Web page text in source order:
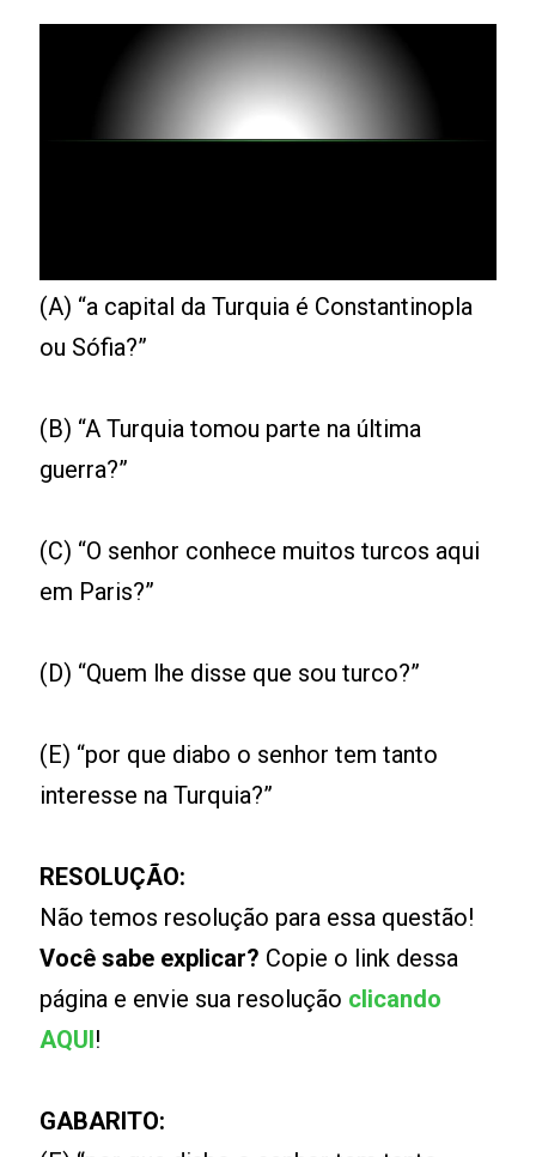
(A) “a capital da Turquia é Constantinopla
ou Sófia?”
(B) “A Turquia tomou parte na última
guerra?”
(C) “O senhor conhece muitos turcos aqui
em Paris?”
(D) “Quem lhe disse que sou turco?”
(E) “por que diabo o senhor tem tanto
interesse na Turquia?”
RESOLUÇÃO:
Não temos resolução para essa questão!
Você sabe explicar? Copie o link dessa
página e envie sua resolução clicando
AQUI!
GABARITO: